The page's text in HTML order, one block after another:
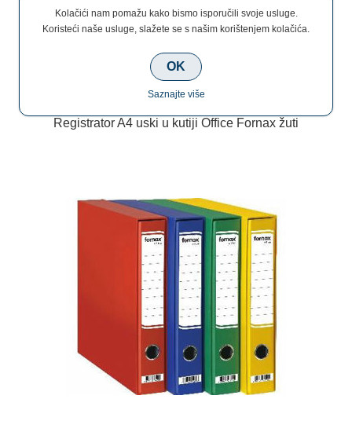
€5,50
Registrator A4 uski u kutiji Office Fornax žuti
Kolačići nam pomažu kako bismo isporučili svoje usluge.
Koristeći naše usluge, slažete se s našim korištenjem kolačića.
OK
Saznajte više